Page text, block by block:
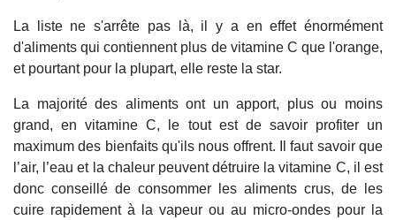
La liste ne s'arrête pas là, il y a en effet énormément
d'aliments qui contiennent plus de vitamine C que l'orange,
et pourtant pour la plupart, elle reste la star.
La majorité des aliments ont un apport, plus ou moins
grand, en vitamine C, le tout est de savoir profiter un
maximum des bienfaits qu'ils nous offrent. Il faut savoir que
l’air, l’eau et la chaleur peuvent détruire la vitamine C, il est
donc conseillé de consommer les aliments crus, de les
cuire rapidement à la vapeur ou au micro-ondes pour la